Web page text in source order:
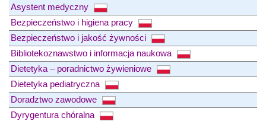
Asystent medyczny
Bezpieczeństwo i higiena pracy
Bezpieczeństwo i jakość żywności
Bibliotekoznawstwo i informacja naukowa
Dietetyka – poradnictwo żywieniowe
Dietetyka pediatryczna
Doradztwo zawodowe
Dyrygentura chóralna